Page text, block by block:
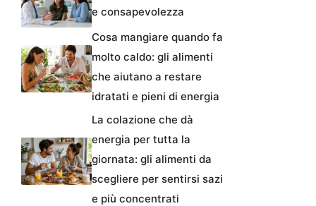
e consapevolezza
Cosa mangiare quando fa
molto caldo: gli alimenti
che aiutano a restare
idratati e pieni di energia
La colazione che dà
energia per tutta la
giornata: gli alimenti da
scegliere per sentirsi sazi
e più concentrati